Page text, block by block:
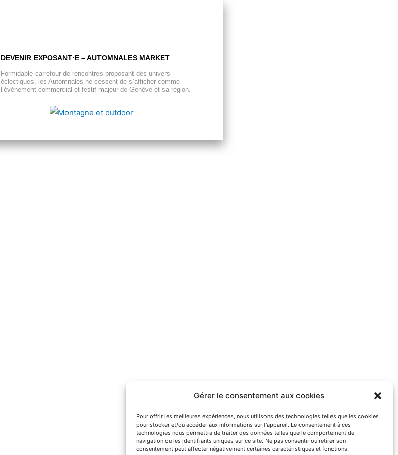
Gérer le consentement aux cookies
Pour offrir les meilleures expériences, nous utilisons des technologies telles que les cookies
pour stocker et/ou accéder aux informations sur l'appareil. Le consentement à ces
technologies nous permettra de traiter des données telles que le comportement de
navigation ou les identifiants uniques sur ce site. Ne pas consentir ou retirer son
consentement peut affecter négativement certaines caractéristiques et fonctions.
DEVENIR EXPOSANT·E – AUTOMNALES MARKET
Formidable carrefour de rencontres proposant des univers
éclectiques, les Automnales ne cessent de s’afficher comme
l’événement commercial et festif majeur de Genève et sa région.